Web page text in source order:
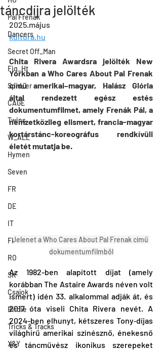
Pal Frenak
Dancers
Secret Off_Man
Fig_Ht
Spid_er
CAGE
Twins
W_ALL
Hymen
Seven
FR
DE
IT
FI
RO
SK
Csajok
Birdie
Tricks & Tracks
X&Y
táncdíjra jelölték
2025.május
kultura.hu
Chita Rivera Awardsra jelölték New
Yorkban a Who Cares About Pal Frenak
című amerikai–magyar, Halász Glória
által rendezett egész estés
dokumentumfilmet, amely Frenák Pál, a
nemzetközileg elismert, francia-magyar
kortárstánc-koreográfus rendkívüli
életét mutatja be.
Jelenet a Who Cares About Pal Frenak című
dokumentumfilmből
Az 1982-ben alapított díjat (amely
korábban The Astaire Awards néven volt
ismert) idén 33. alkalommal adják át, és
2017 óta viseli Chita Rivera nevét. A
2024-ben elhunyt, kétszeres Tony‑díjas
világhírű amerikai színésznő, énekesnő
és táncművész ikonikus szerepeket